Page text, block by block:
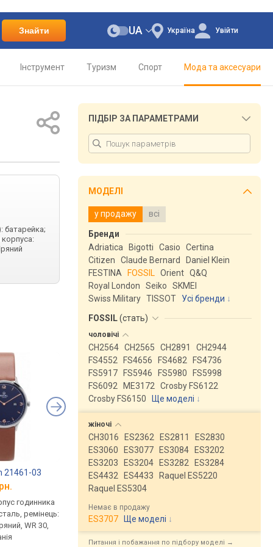
Знайти Україна
UA Увійти
Інструмент Туризм Спорт Мода та аксесуари
батарейка;
21461-03
годинника
ремінець:
WR 30,
Pierre Ricaud 21069.9253QFZ
від 5 166 грн.
кварцові, корпус годинника
нержавіюча сталь, ремінець:
ремінець шкіряний, WR 30,
Pierre Ricaud
ПІДБІР ЗА ПАРАМЕТРАМИ
МОДЕЛІ
у продажу всі
Бренди
Adriatica
Bigotti Casio
Certina
Citizen
Claude Bernard
Daniel Klein
FESTINA
FOSSIL Orient Q&Q
Royal London
Seiko
SKMEI
Swiss Military TISSOT
Усі бренди
FOSSIL(стать)
чоловічі
CH2564 CH2565 CH2891
CH2944
FS4552
FS4656 FS4682
FS4736
FS5917
FS5946 FS5980
FS5998
FS6092
ME3172
Crosby FS6122
Crosby FS6150
Ще моделі ↓
жіночі
CH3016 ES2362 ES2811
ES2830
ES3060
ES3077 ES3084
ES3202
ES3203
ES3204 ES3282
ES3284
ES4432
ES4433
Raquel ES5220
Raquel ES5304
Немає в продажу
ES3707 Ще моделі ↓
Питання і побажання по підбору моделі →